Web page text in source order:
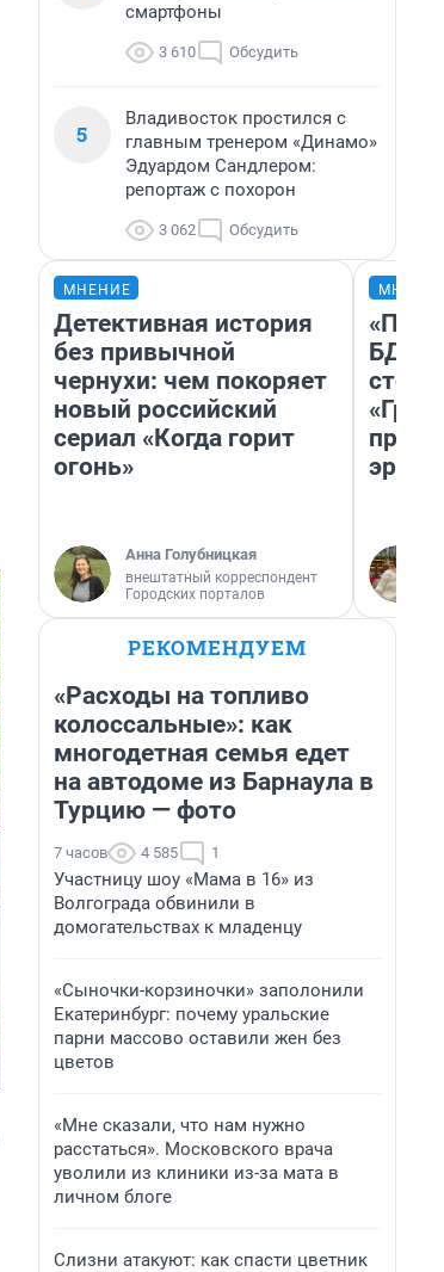
смартфоны
3 610 Обсудить
5
Владивосток простился с
главным тренером «Динамо»
Эдуардом Сандлером:
репортаж с похорон
3 062 Обсудить
МНЕНИЕ
Детективная история
без привычной
чернухи: чем покоряет
новый российский
сериал «Когда горит
огонь»
Анна Голубницкая
внештатный корреспондент
Городских порталов
РЕКОМЕНДУЕМ
«Расходы на топливо
колоссальные»: как
многодетная семья едет
на автодоме из Барнаула в
Турцию — фото
7 часов 4 585 1
Участницу шоу «Мама в 16» из
Волгограда обвинили в
домогательствах к младенцу
«Сыночки-корзиночки» заполонили
Екатеринбург: почему уральские
парни массово оставили жен без
цветов
«Мне сказали, что нам нужно
расстаться». Московского врача
уволили из клиники из-за мата в
личном блоге
Слизни атакуют: как спасти цветник